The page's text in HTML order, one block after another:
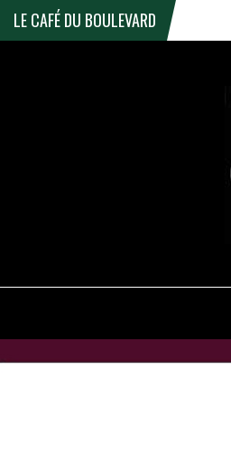
LE CAFÉ DU BOULEVARD